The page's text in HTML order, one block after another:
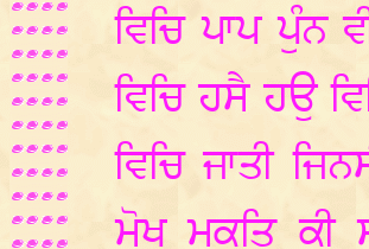
ਵਿਚਿ ਪਾਪ ਪੁੰਨ
ਵਿਚਿ ਹਸੈ ਹਉ
ਵਿਚਿ ਜਾਤੀ
ਮੋਖ ਮੁਕਤਿ ਕੀ